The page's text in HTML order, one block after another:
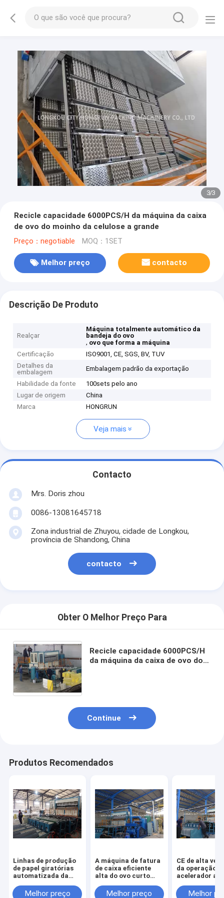
1/3
Recicle capacidade 6000PCS/H da máquina da caixa
de ovo do moinho da celulose a grande
Preço：negotiable MOQ：1SET
Melhor preço contacto
Descrição De Produto
Realçar
Máquina totalmente automático da
bandeja do ovo
, ovo que forma a máquina
Certificação
ISO9001, CE, SGS, BV, TUV
Detalhes da
embalagem
Embalagem padrão da exportação
Habilidade da fonte
100sets pelo ano
Lugar de origem
China
Marca
HONGRUN
Veja mais
Contacto
Mrs. Doris zhou
0086-13081645718
Zona industrial de Zhuyou, cidade de Longkou,
província de Shandong, China
contacto
Obter O Melhor Preço Para
Recicle capacidade 6000PCS/H
da máquina da caixa de ovo do
Continue
Produtos Recomendados
Linhas de produção
de papel giratórias
automatizada da
máquina/ovo da
Melhor preço
A máquina de fatura
de caixa eficiente
alta do ovo curto
garantia de 1 ano
Melhor preço
CE de alta
da operação
acelerador a
de ovo da
Melhor